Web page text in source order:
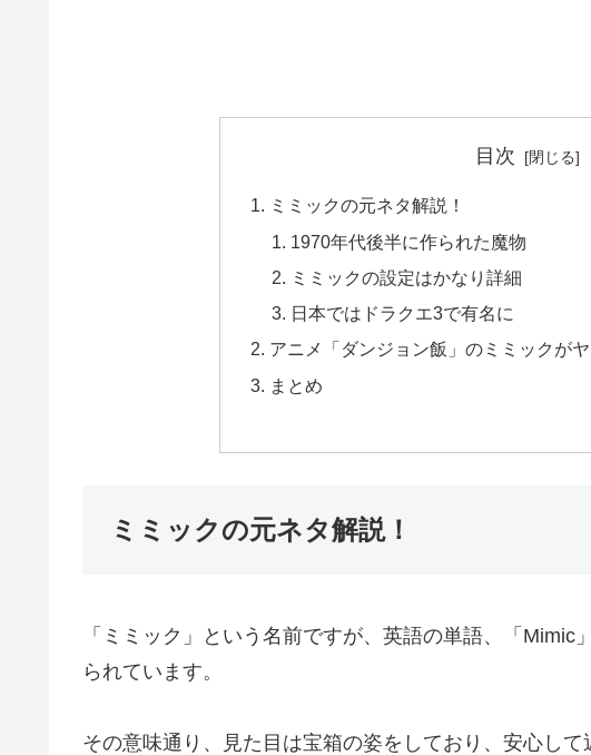
目次
ミミックの元ネタ解説！
1970年代後半に作られた魔物
ミミックの設定はかなり詳細
日本ではドラクエ3で有名に
アニメ「ダンジョン飯」のミミックが
まとめ
ミミックの元ネタ解説！
「ミミック」という名前ですが、英語の単語、「
られています。
その意味通り、見た目は宝箱の姿をしており、安心し